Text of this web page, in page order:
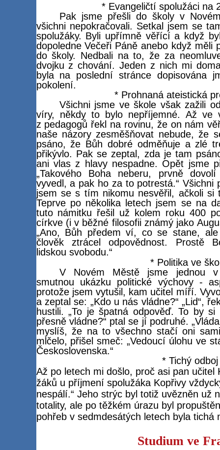
* Evangeličtí spolužáci na
Pak jsme přešli do školy v
všichni nepokračovali. Setkal jsem se
spolužáky. Byli upřímně věřící a když
dopoledne Večeři Páně anebo když měli
do školy. Nedbali na to, že za
dvojku z chování. Jeden z nich mi
byla na poslední stránce dopisována
pokolení.
* Prohnaná ateistická
Všichni jsme ve škole však zažili
víry, někdy to bylo nepříjemné. Až ve
z pedagogů řekl na rovinu, že on nám
naše názory zesměšňovat nebude, že
psáno, že Bůh dobré odměňuje a zlé
přikývlo. Pak se zeptal, zda je tam
ani vlas z hlavy nespadne. Opět jsme
„Takového Boha neberu, prvně
vyvedl, a pak ho za to potrestá.“ Všichni
jsem se s tím nikomu nesvěřil, ačkoli si
Teprve po několika letech jsem se na
tuto námitku řešil už kolem roku 400
církve (i v běžné filosofii známý jako
„Ano, Bůh předem ví, co se stane,
člověk ztrácel odpovědnost. Prostě
lidskou svobodu.“
* Politika ve
V Novém Městě jsme jednou v
smutnou ukázku politické výchovy -
protože jsem vytušil, kam učitel míří.
a zeptal se: „Kdo u nás vládne?“ „Lid“,
hustili. „To je špatná odpověď. To by
přesně vládne?“ ptal se jí podruhé.
myslíš, že na to všechno stačí oni
mlčelo, přišel smeč: „Vedoucí úlohu ve
Československa.“
* Tichý odboj
Až po letech mi došlo, proč asi pan učitel
žáků u příjmení spolužáka Kopřivy
nespálí.“ Jeho strýc byl totiž uvězněn už
totality, ale po těžkém úrazu byl
pohřeb v sedmdesátých letech byla tichá
Studium ve